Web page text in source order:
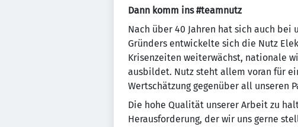
Dann komm ins #teamnutz
Nach über 40 Jahren hat sich auch bei
Gründers entwickelte sich die Nutz
Krisenzeiten weiterwächst, nationale
ausbildet. Nutz steht allem voran für
Wertschätzung gegenüber all unseren
Die hohe Qualität unserer Arbeit zu
Herausforderung, der wir uns gerne